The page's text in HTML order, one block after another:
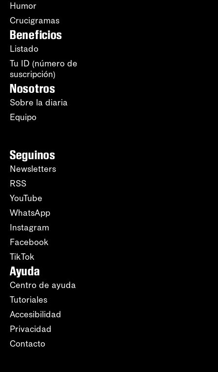
Humor
Crucigramas
Beneficios
Listado
Tu ID (número de
suscripción)
Nosotros
Sobre la diaria
Equipo
Seguinos
Newsletters
RSS
YouTube
WhatsApp
Instagram
Facebook
TikTok
Ayuda
Centro de ayuda
Tutoriales
Accesibilidad
Privacidad
Contacto